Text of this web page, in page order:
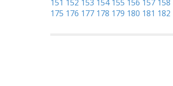
151 152 153 154 155 156 157 158
175 176 177 178 179 180 181 182